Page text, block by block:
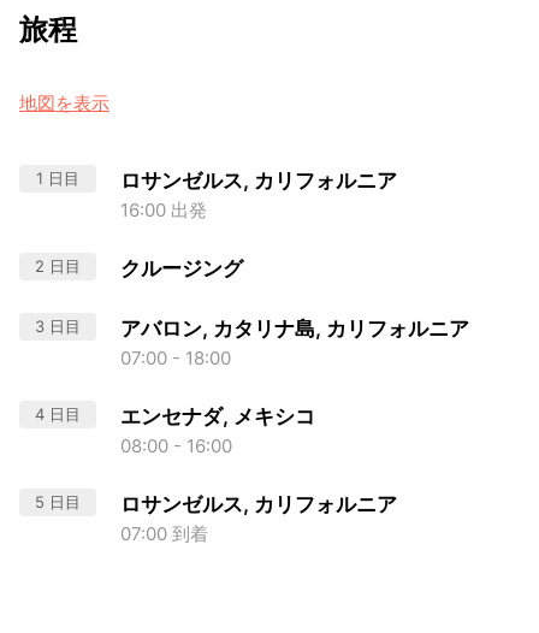
旅程
地図を表示
1 日目 ロサンゼルス, カリフォルニア
16:00 出発
2 日目 クルージング
3 日目 アバロン, カタリナ島, カリフォルニア
07:00 - 18:00
4 日目 エンセナダ, メキシコ
08:00 - 16:00
5 日目 ロサンゼルス, カリフォルニア
07:00 到着